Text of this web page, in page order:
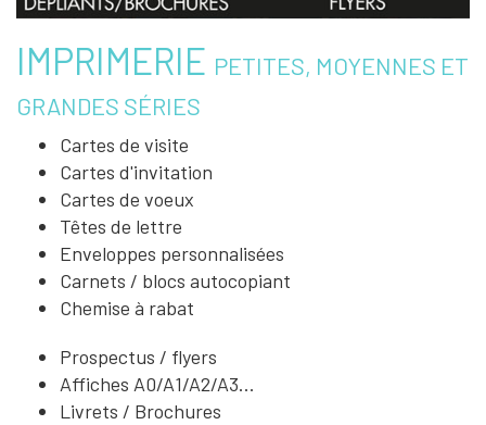
IMPRIMERIE PETITES, MOYENNES ET
GRANDES SÉRIES
Cartes de visite
Cartes d'invitation
Cartes de voeux
Têtes de lettre
Enveloppes personnalisées
Carnets / blocs autocopiant
Chemise à rabat
Prospectus / flyers
Affiches A0/A1/A2/A3...
Livrets / Brochures